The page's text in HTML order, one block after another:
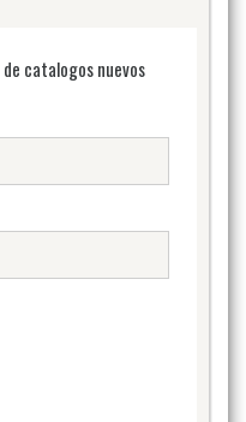
catalogos nuevos